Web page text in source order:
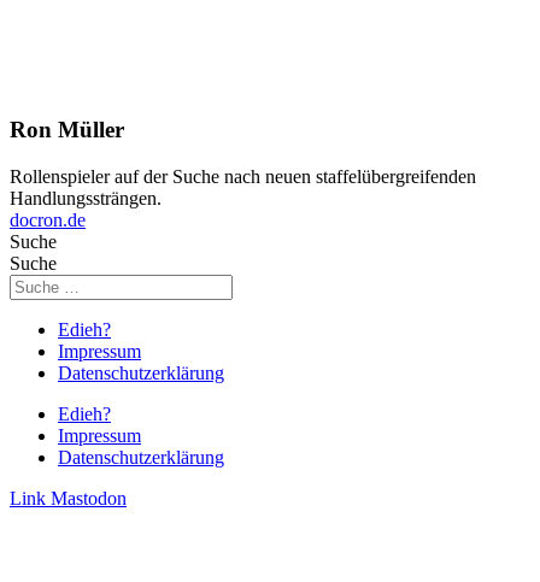
Ron Müller
Rollenspieler auf der Suche nach neuen staffelübergreifenden
Handlungssträngen.
docron.de
Suche
Suche
Edieh?
Impressum
Datenschutzerklärung
Edieh?
Impressum
Datenschutzerklärung
Link Mastodon